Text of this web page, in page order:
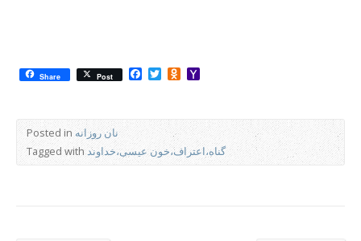
Share Post Facebook
TwitterOdnoklassniki
Posted in نان روزانه
Tagged withگناه،اعتراف،خون عیسی،خداوند